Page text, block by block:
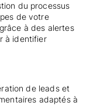
du processus
de votre
à des alertes
à identifier
de leads et
adaptés à